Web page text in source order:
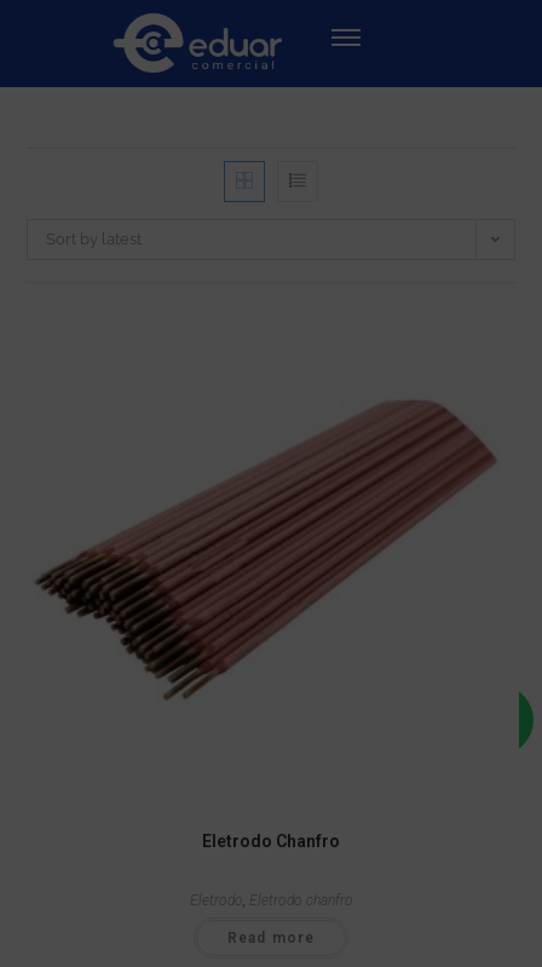
Sort by latest
Eletrodo Chanfro
Eletrodo, Eletrodo chanfro
Read more